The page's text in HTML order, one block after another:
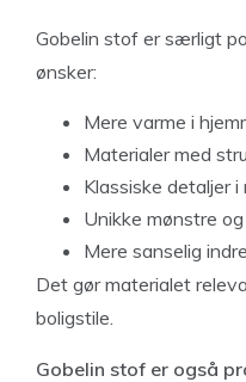
Gobelin stof er særligt
ønsker:
Mere varme i
Materialer med
Klassiske detaljer i
Unikke mønstre
Mere sanselig
Det gør materialet
boligstile.
Gobelin stof er også